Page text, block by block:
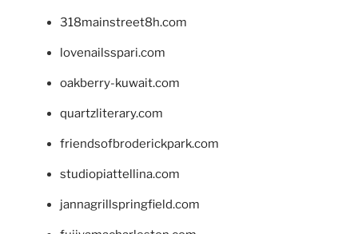
318mainstreet8h.com
lovenailsspari.com
oakberry-kuwait.com
quartzliterary.com
friendsofbroderickpark.com
studiopiattellina.com
jannagrillspringfield.com